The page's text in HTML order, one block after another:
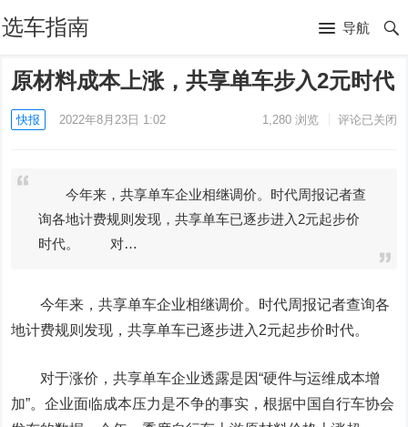
选车指南 导航
原材料成本上涨，共享单车步入2元时代
快报 2022年8月23日 1:02 1,280浏览 评论已关闭
今年来，共享单车企业相继调价。时代周报记者查
询各地计费规则发现，共享单车已逐步进入2元起步价
时代。 对…
今年来，共享单车企业相继调价。时代周报记者查询各
地计费规则发现，共享单车已逐步进入2元起步价时代。
对于涨价，共享单车企业透露是因“硬件与运维成本增
加”。企业面临成本压力是不争的事实，根据中国自行车协会